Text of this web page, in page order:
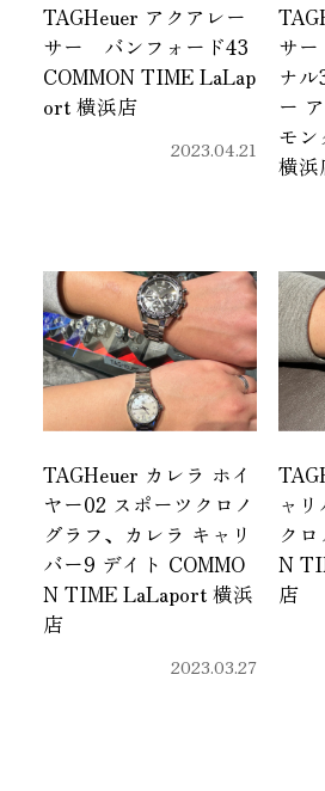
TAGHeuer アクアレー
サー バンフォード43
COMMON TIME LaLap
ort 横浜店
2023.04.21
サ
ナ
ー
モン
横浜
TAGHeuer カレラ ホイ
ヤー02 スポーツクロノ
グラフ、カレラ キャリ
バー9 デイト COMMO
N TIME LaLaport 横浜
店
2023.03.27
ャ
ク
N
店